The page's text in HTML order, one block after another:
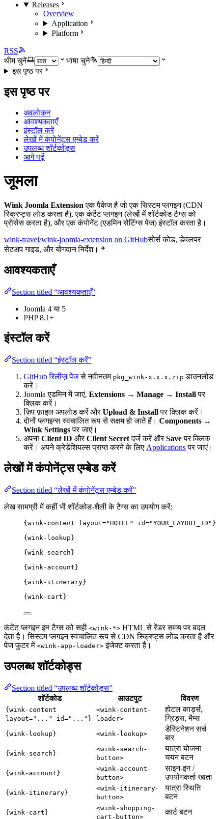
Releases
Overview
Application
Platform
RSS
थीम चुनें
भाषा चुने
इस पृष्ठ पर
इस पृष्ठ पर
अवलोकन
आवश्यकताएँ
इंस्टॉल करें
लेखों में कंपोनेंट्स एम्बेड करें
उपलब्ध शॉर्टकोड्स
आगे पढ़ें
जूमला
Wink Joomla Extension एक पैकेज है जो एक सिस्टम प्लगइन (CDN
स्क्रिप्ट्स लोड करता है), एक कंटेंट प्लगइन (लेखों में शॉर्टकोड टैग्स को
प्रोसेस करता है), और एक कंपोनेंट (एडमिन सेटिंग्स पेज) इंस्टॉल करता है।
wink-travel/wink-joomla-extension on GitHubसोर्स कोड, डेवलपर
सेटअप गाइड, और योगदान निर्देश।
आवश्यकताएँ
Section titled “आवश्यकताएँ”
Joomla 4 या 5
PHP 8.1+
इंस्टॉल करें
Section titled “इंस्टॉल करें”
GitHub रिलीज़ पेजसे नवीनतम pkg_wink-x.x.x.zip डाउनलोड
करें।
Joomla एडमिन में जाएं, Extensions → Manage → Installपर
क्लिक करें।
ज़िप फ़ाइल अपलोड करें औरUpload & Installपर क्लिक करें।
दोनों प्लगइन्स स्वचालित रूप से सक्षम हो जाते हैं। Components →
Wink Settingsपर जाएं।
अपना Client ID औरClient Secretदर्ज करें औरSaveपर क्लिक
करें। अपने क्रेडेंशियल्स प्राप्त करने के लिए Applicationsपर जाएं।
लेखों में कंपोनेंट्स एम्बेड करें
Section titled “लेखों में कंपोनेंट्स एम्बेड करें”
लेख सामग्री में कहीं भी शॉर्टकोड-शैली के टैग्स का उपयोग करें:
{wink-content layout="HOTEL" id="YOUR_LAYOUT_ID"}
{wink-lookup}
{wink-search}
{wink-account}
{wink-itinerary}
{wink-cart}
कंटेंट प्लगइन इन टैग्स को सही <wink-*> HTML से रेंडर समय पर बदल
देता है। सिस्टम प्लगइन स्वचालित रूप से CDN स्क्रिप्ट्स लोड करता है और
पेज फुटर में <wink-app-loader> इंजेक्ट करता है।
उपलब्ध शॉर्टकोड्स
Section titled “उपलब्ध शॉर्टकोड्स”
शॉर्टकोड
आउटपुट विवरण
{wink-content
layout="..." id="..."}
<wink-content-
loader>
होटल कार्ड्स,
ग्रिड्स, मैप्स
{wink-lookup} <wink-lookup>
डेस्टिनेशन सर्च
बार
{wink-search}
<wink-search-
button>
यात्रा योजना
चयन बटन
{wink-account}
<wink-account-
button>
साइन-इन /
उपयोगकर्ता खाता
{wink-itinerary}
<wink-itinerary-
button>
यात्रा स्थिति
बटन
{wink-cart}
<wink-shopping-
cart-button>
कार्ट बटन